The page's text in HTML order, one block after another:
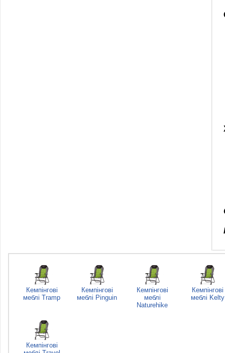
Кемпінгові
меблі Tramp
Кемпінгові
меблі Pinguin
Кемпінгові
меблі
Naturehike
Кемпінгові
меблі Kelty
Кемпінгові